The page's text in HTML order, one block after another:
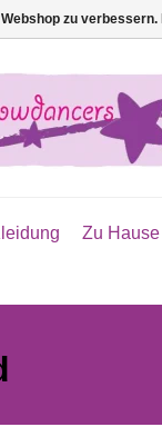
Zu Hause
zu